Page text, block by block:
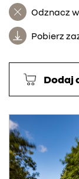
Odznacz
Pobierz
Dodaj